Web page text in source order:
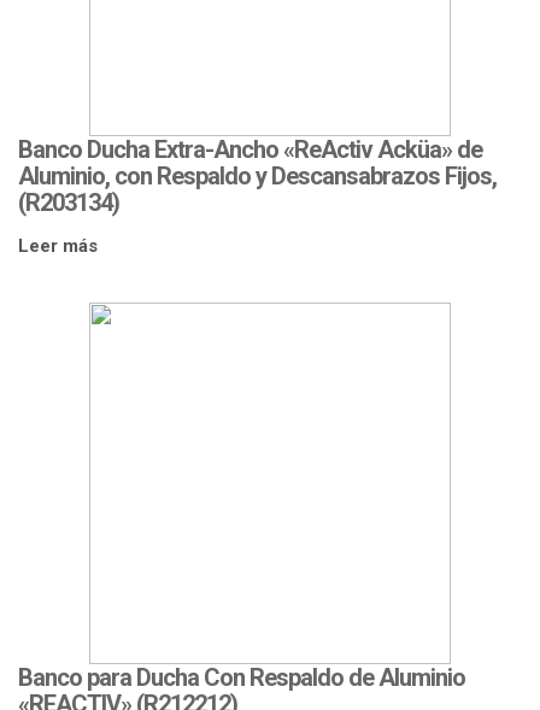
Banco Ducha Extra-Ancho «ReActiv Acküa» de
Aluminio, con Respaldo y Descansabrazos Fijos,
(R203134)
Leer más
Banco para Ducha Con Respaldo de Aluminio
«REACTIV» (R212212)